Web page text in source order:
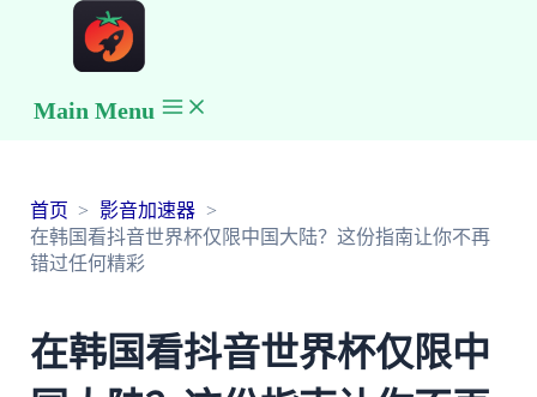
Main Menu
首页
影音加速器
在韩国看抖音世界杯仅限中国大陆？这份指南让你不再
错过任何精彩
在韩国看抖音世界杯仅限中